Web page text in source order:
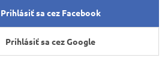
Prihlásiť sa cez Facebook
Prihlásiť sa cez Google